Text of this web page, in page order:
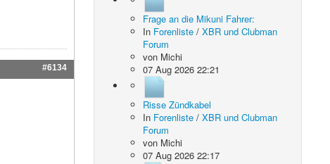
#6134
Frage an die Mikuni Fahrer:
In Forenliste /XBR und Clubman
Forum
von Michi
07 Aug 2026 22:21
Risse Zündkabel
In Forenliste /XBR und Clubman
Forum
von Michi
07 Aug 2026 22:17